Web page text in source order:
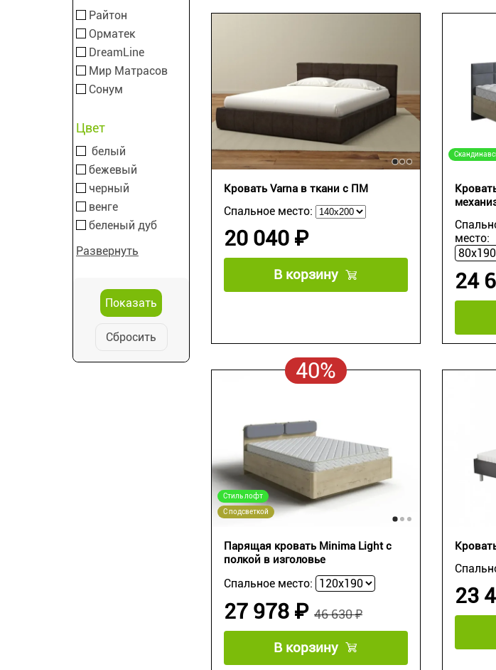
Райтон
Орматек
DreamLine
Мир Матрасов
Сонум
Цвет
белый
бежевый
черный
венге
беленый дуб
Развернуть
Сбросить
Кровать Varna в ткани c ПМ
Спальное место:
20 040 ₽
В корзину
место:
24
40%
Стиль лофт
С подсветкой
Парящая кровать Minima Light c
полкой в изголовье
Спальное место:
46 630 ₽
27 978 ₽
В корзину
23